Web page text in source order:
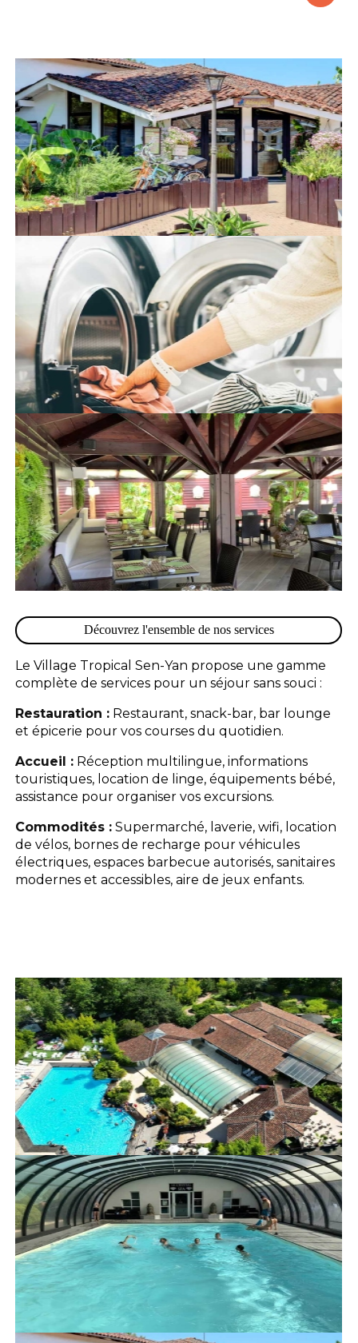
L'espace Aquatique
Les activités
Les infos pratiques
Découvrez l'ensemble de nos services
Le Village Tropical Sen-Yan propose une gamme
complète de services pour un séjour sans souci :
Restauration : Restaurant, snack-bar, bar lounge
et épicerie pour vos courses du quotidien.
Accueil : Réception multilingue, informations
touristiques, location de linge, équipements bébé,
assistance pour organiser vos excursions.
Commodités : Supermarché, laverie, wifi, location
de vélos, bornes de recharge pour véhicules
électriques, espaces barbecue autorisés, sanitaires
modernes et accessibles, aire de jeux enfants.